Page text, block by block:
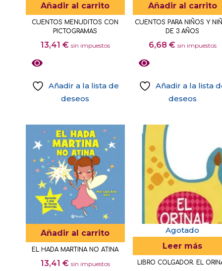
Añadir al carrito
CUENTOS MENUDITOS CON
PICTOGRAMAS
13,41 € sin impuestos
Añadir a la lista de
deseos
Añadir al carrito
CUENTOS PARA NIÑOS Y
DE 3 AÑOS
6,68 € sin impuestos
Añadir a la lista
deseos
Añadir al carrito
EL HADA MARTINA NO ATINA
13,41 € sin impuestos
Agotado
Leer más
LIBRO COLGADOR. EL